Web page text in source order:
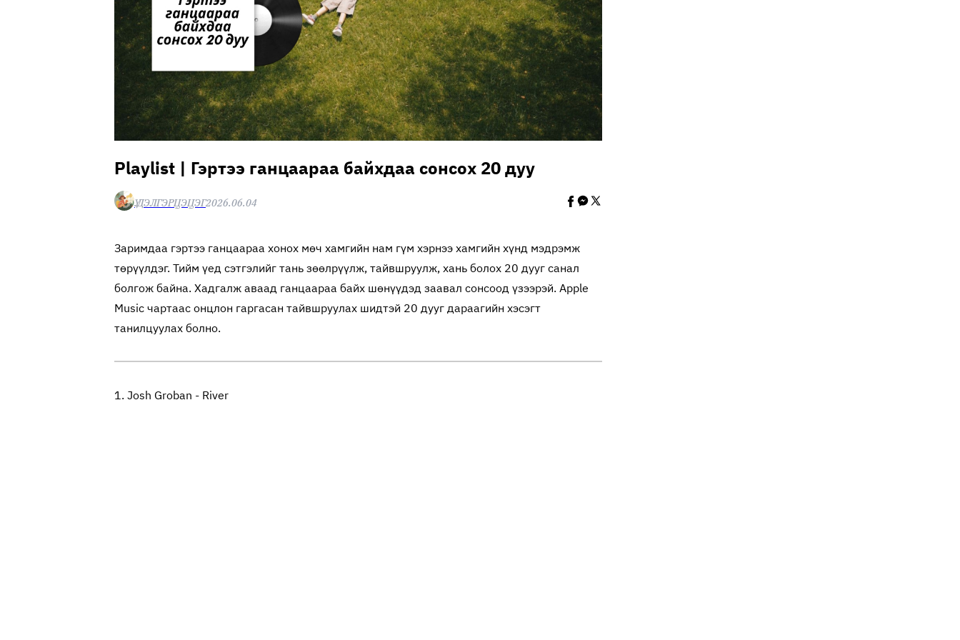
Playlist | Гэртээ ганцаараа байхдаа сонсох 20 дуу
Ү.ДЭЛГЭРЦЭЦЭГ2026.06.04
Заримдаа гэртээ ганцаараа хонох мөч хамгийн нам гүм хэрнээ хамгийн хүнд мэдрэмж
төрүүлдэг. Тийм үед сэтгэлийг тань зөөлрүүлж, тайвшруулж, хань болох 20 дууг санал
болгож байна. Хадгалж аваад ганцаараа байх шөнүүдэд заавал сонсоод үзээрэй. Apple
Music чартаас онцлон гаргасан тайвшруулах шидтэй 20 дууг дараагийн хэсэгт
танилцуулах болно.
1. Josh Groban - River